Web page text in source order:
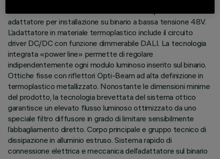
adattatore per installazione su binario a bassa tensione 48V.
L’adattatore in materiale termoplastico include il circuito
driver DC/DC con funzione dimmerabile DALI. La tecnologia
integrata «power line» permette di regolare
indipendentemente ogni modulo luminoso inserito sul binario.
Ottiche fisse con riflettori Opti-Beam ad alta definizione in
termoplastico metallizzato. Nonostante le dimensioni minime
del prodotto, la tecnologia brevettata del sistema ottico
garantisce un elevato flusso luminoso ottimizzato da uno
speciale filtro diffusore in grado di limitare sensibilmente
l’abbagliamento diretto. Corpo principale e gruppo tecnico di
dissipazione in alluminio estruso. Sistema rapido di
connessione elettrica e meccanica dell’adattatore sul binario